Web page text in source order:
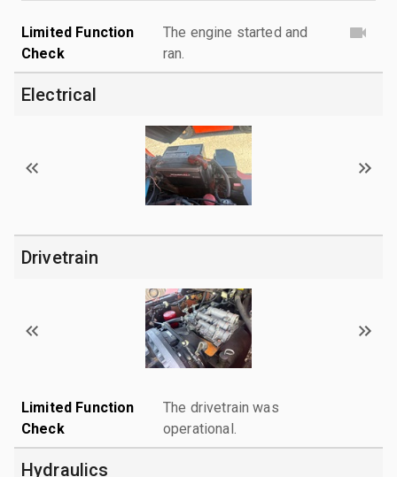
Limited Function
Check
The engine started and
ran.
Electrical
Drivetrain
Limited Function
Check
The drivetrain was
operational.
Hydraulics